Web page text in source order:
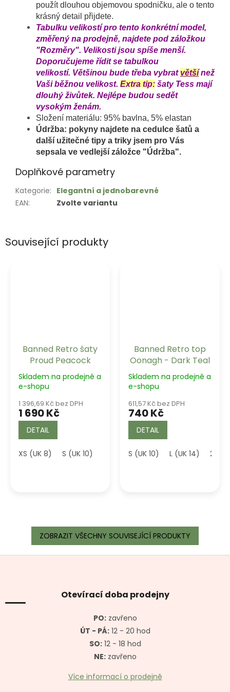
Související produkty
Banned Retro šaty
Proud Peacock
Skladem na prodejně a
e-shopu
1 396,69 Kč bez DPH
1 690 Kč
DETAIL
XS (UK 8) S (UK 10) M (UK 12) L (UK 14) XL (UK 16)
Banned Retro top
Oonagh - Dark Teal
Skladem na prodejně a
e-shopu
611,57 Kč bez DPH
740 Kč
DETAIL
S (UK 10) L (UK 14) 2XL
ZOBRAZIT VŠECHNY SOUVISEJÍCÍ PRODUKTY
použít dlouhou objemovou spodničku, ale o tento
krásný detail přijdete.
Tabulku velikostí pro tento konkrétní model,
změřený na prodejně, najdete pod záložkou
"Rozměry". Velikosti jsou spíše menší.
Doporučujeme řídit se tabulkou
velikostí. Většinou bude třeba vybrat většínež
Vaši běžnou velikost. Extra tip: šaty Tess mají
dlouhý živůtek. Nejlépe budou sedět
vysokým ženám.
Složení materiálu: 95% bavlna, 5% elastan
Údržba: pokyny najdete na cedulce šatů a
další užitečné tipy a triky jsem pro Vás
sepsala ve vedlejší záložce "Údržba".
Doplňkové parametry
Kategorie: Elegantní a jednobarevné
EAN: Zvolte variantu
Z
Otevírací doba prodejny
PO:zavřeno
ÚT - PÁ:12 - 20 hod
SO:12 - 18 hod
NE:zavřeno
Více informací o prodejně